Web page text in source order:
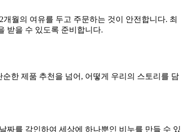
월의 여유를 두고 주문하는 것이 안전합니다. 최
받을 수 있도록 준비합니다.
한 제품 추천을 넘어, 어떻게 우리의 스토리를 담
짜를 각인하여 세상에 하나뿐인 비누를 만들 수 있